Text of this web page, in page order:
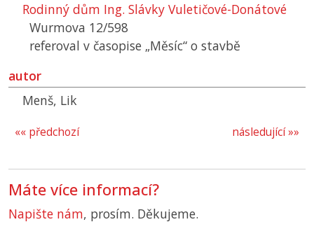
Rodinný dům Ing. Slávky Vuletičové-Donátové
Wurmova 12/598
referoval v časopise „Měsíc“ o stavbě
autor
Menš, Lik
následující »»
«« předchozí
Máte více informací?
Napište nám, prosím. Děkujeme.